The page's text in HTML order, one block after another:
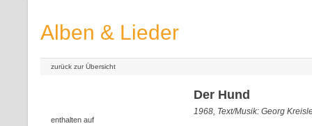
Alben & Lieder
zurück zur Übersicht
enthalten auf
Der Hund
1968, Text/Musik: Georg